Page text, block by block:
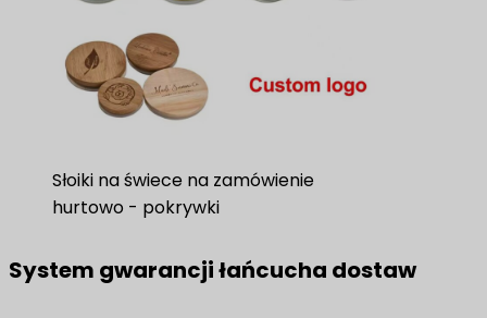
Słoiki na świece na zamówienie
hurtowo - pokrywki
System gwarancji łańcucha dostaw